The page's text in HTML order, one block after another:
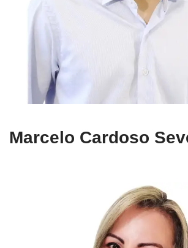
Marcelo Cardoso